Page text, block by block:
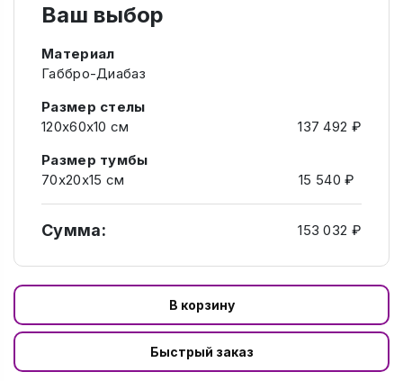
Ваш выбор
Материал
Габбро-Диабаз
Размер стелы
120х60х10 см
137 492 ₽
Размер тумбы
70х20х15 см
15 540 ₽
Сумма: 153 032 ₽
В корзину
Быстрый заказ